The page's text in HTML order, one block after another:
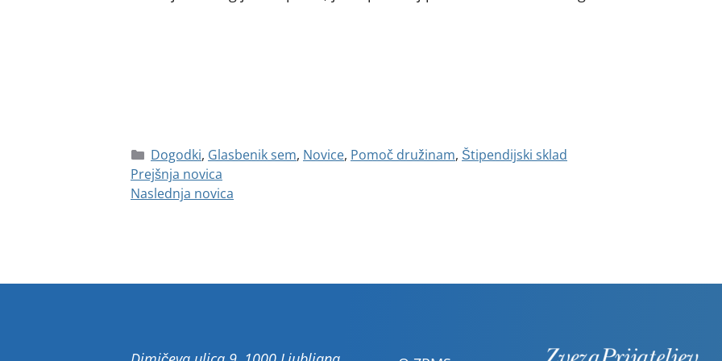
Dogodki, Glasbenik sem, Novice, Pomoč družinam, Štipendijski sklad
Prejšnja novica
Naslednja novica